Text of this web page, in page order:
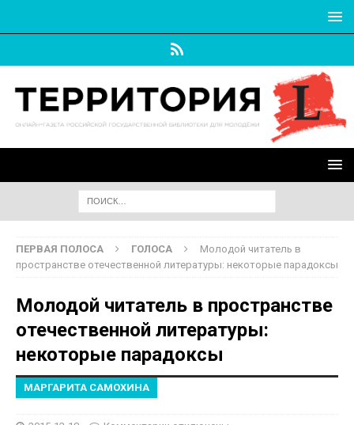
ПЕРВАЯ ПОЛОСА ГОЛОСА
Молодой читатель в
пространстве отечественной литературы: некоторые парадоксы
Молодой читатель в пространстве
отечественной литературы:
некоторые парадоксы
МАРГАРИТА САМОХИНА